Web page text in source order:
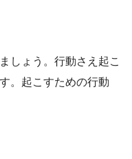
しょう。行動さえ起こ
。起こすための行動